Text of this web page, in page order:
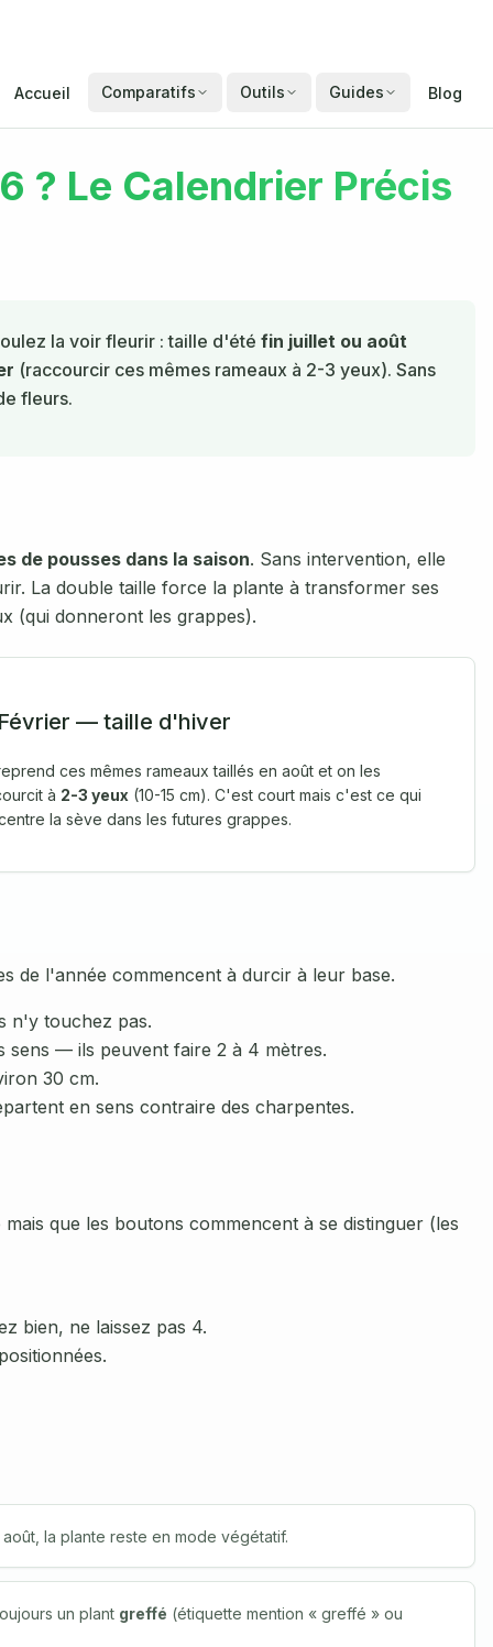
Accueil Comparatifs Outils Guides Blog
? Le Calendrier Précis
la voir fleurir : taille d'été fin juillet ou août
(raccourcir ces mêmes rameaux à 2-3 yeux). Sans
fleurs.
de pousses dans la saison. Sans intervention, elle
La double taille force la plante à transformer ses
(qui donneront les grappes).
— taille d'hiver
ces mêmes rameaux taillés en août et on les
à 2-3 yeux (10-15 cm). C'est court mais c'est ce qui
la sève dans les futures grappes.
de l'année commencent à durcir à leur base.
n'y touchez pas.
sens — ils peuvent faire 2 à 4 mètres.
30 cm.
en sens contraire des charpentes.
que les boutons commencent à se distinguer (les
bien, ne laissez pas 4.
la plante reste en mode végétatif.
un plant greffé (étiquette mention « greffé » ou